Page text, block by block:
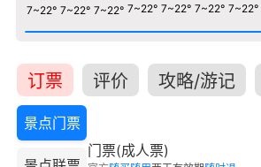
7~22° 7~22° 7~22° 7~22° 7~22° 7~22° 7~22°
订票 评价 攻略/游记
景点门票
门票(成人票)